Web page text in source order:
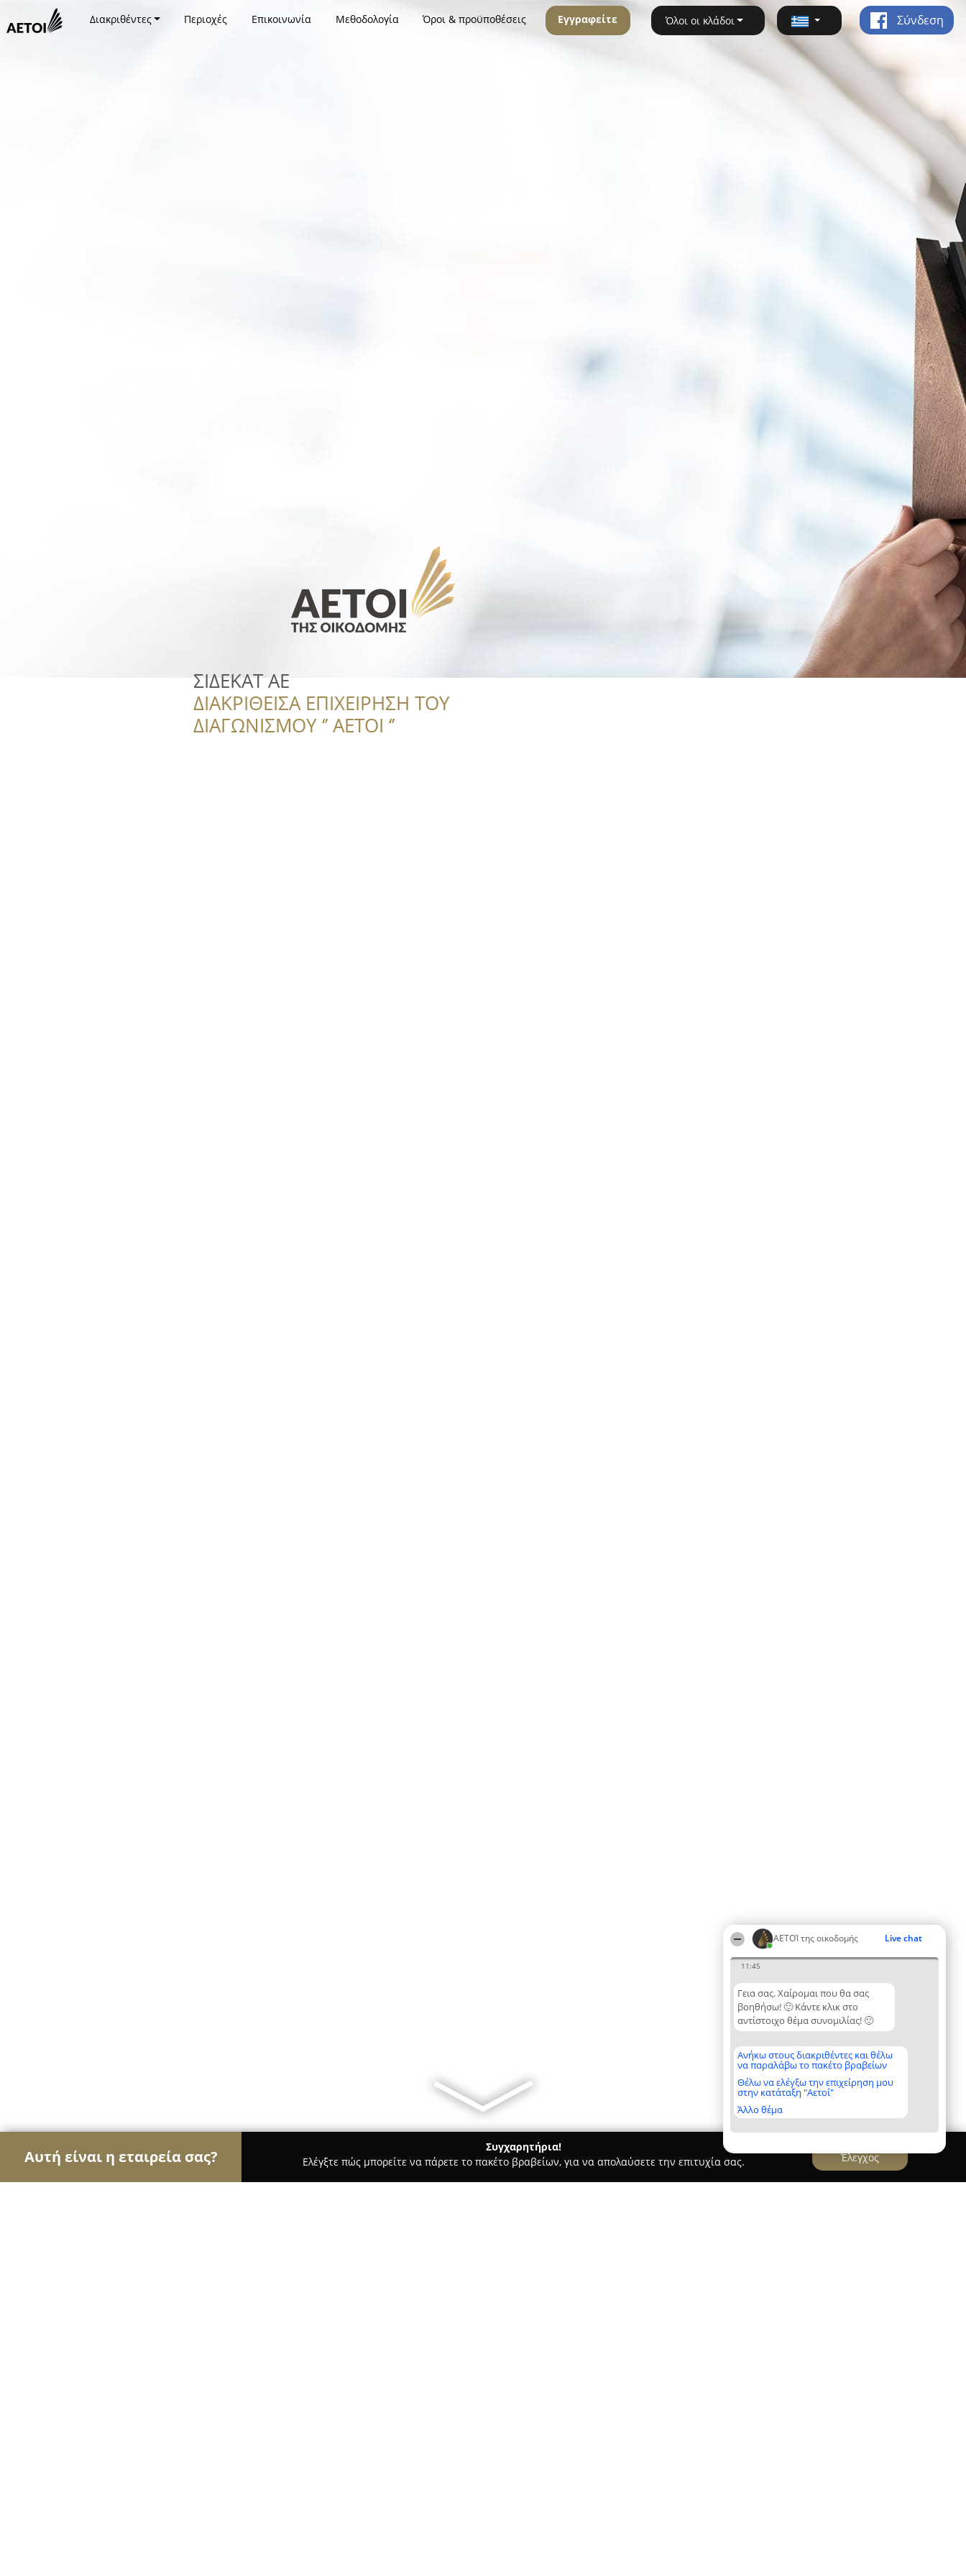
ΑΕΤΟΊ της οικοδομής Live chat
11:45
Γεια σας. Χαίρομαι που θα σας
βοηθήσω! 🙂 Κάντε κλικ στο
αντίστοιχο θέμα συνομιλίας! 🙂
Ανήκω στους διακριθέντες και θέλω
να παραλάβω το πακέτο βραβείων
Θέλω να ελέγξω την επιχείρηση μου
στην κατάταξη "Αετοί"
Άλλο θέμα
Διακριθέντες Περιοχές Επικοινωνία Μεθοδολογία Όροι & προϋποθέσεις Εγγραφείτε Όλοι οι κλάδοι Σύνδεση
ΣΙΔΕΚΑΤ ΑΕ
ΔΙΑΚΡΙΘΕΙΣΑ ΕΠΙΧΕΙΡΗΣΗ ΤΟΥ
ΔΙΑΓΩΝΙΣΜΟΥ ‘’ ΑΕΤΟΙ ‘’
Αυτή είναι η εταιρεία σας?
Συγχαρητήρια!
Ελέγξτε πώς μπορείτε να πάρετε το πακέτο βραβείων, για να απολαύσετε την επιτυχία σας.
Έλεγχος